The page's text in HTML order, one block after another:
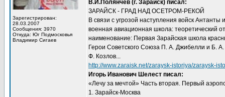
Зарегистрирован:
28.03.2007
Сообщения: 3970
Откуда: Юг Подмосковья
Владимир Сигаев
В.И.Полянчев (г. Зарайск) писал:
ЗАРАЙСК - ГРАД НАД ОСЕТРОМ-РЕКОЙ
В связи с угрозой наступления войск
военная авиационная школа: теоретический
наименование: Первая Зарайская школа
Герои Советского Союза П. А. Джибелли и Б.
Ф. Козлов...
http://www.zaraisk.net/zaraysk-istoriya/zaraysk-
Игорь Иванович Шелест писал:
«Лечу за мечтой» Часть вторая. Первый
1. Зарайск-Москва